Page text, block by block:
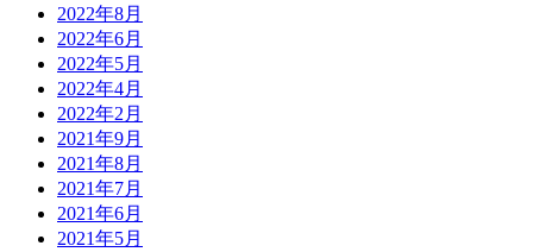
2022年8月
2022年6月
2022年5月
2022年4月
2022年2月
2021年9月
2021年8月
2021年7月
2021年6月
2021年5月